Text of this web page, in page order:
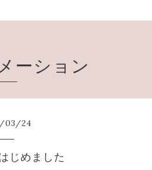
ーション
/03/24
じめました